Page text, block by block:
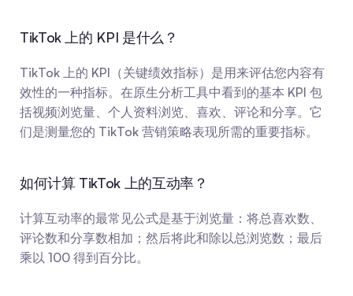
TikTok 上的 KPI 是什么？
TikTok 上的 KPI（关键绩效指标）是用来评估您内容有
效性的一种指标。在原生分析工具中看到的基本 KPI 包
括视频浏览量、个人资料浏览、喜欢、评论和分享。它
们是测量您的 TikTok 营销策略表现所需的重要指标。
如何计算 TikTok 上的互动率？
计算互动率的最常见公式是基于浏览量：将总喜欢数、
评论数和分享数相加；然后将此和除以总浏览数；最后
乘以 100 得到百分比。